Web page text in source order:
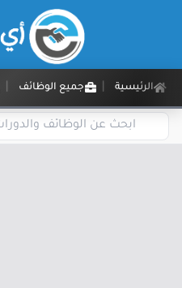
الرئيسية جميع الوظائف